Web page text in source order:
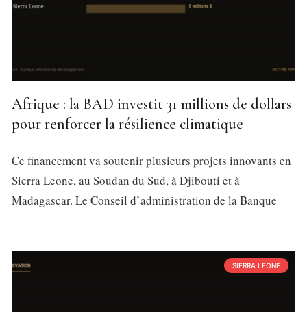
Afrique : la BAD investit 31 millions de dollars
pour renforcer la résilience climatique
Ce financement va soutenir plusieurs projets innovants en
Sierra Leone, au Soudan du Sud, à Djibouti et à
Madagascar. Le Conseil d’administration de la Banque
SIERRA LEONE